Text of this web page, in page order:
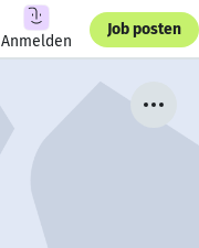
Anmelden
Job posten